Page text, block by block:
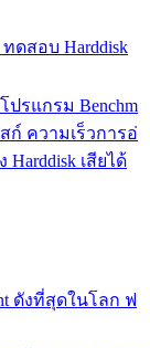
ทดสอบ Harddisk
ปรแกรม Benchm
ก์ ความเร็วการอ่
เสียได้
ดังที่สุดในโลก ฟ